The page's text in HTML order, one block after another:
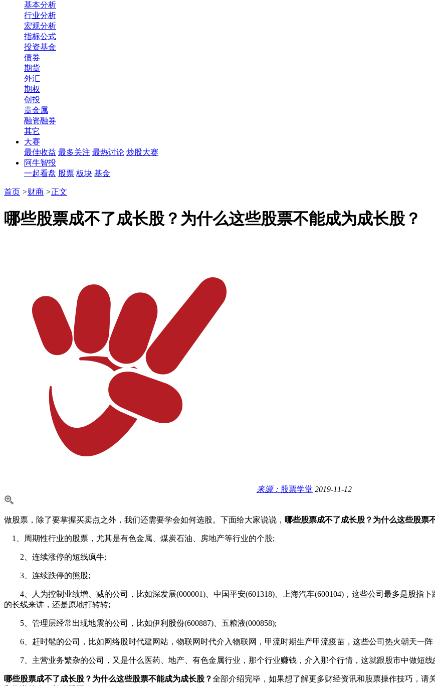
基本分析
行业分析
宏观分析
指标公式
投资基金
债券
期货
外汇
期权
创投
贵金属
融资融券
其它
大赛
最佳收益 最多关注 最热讨论 炒股大赛
阿牛智投
一起看盘 股票 板块 基金
首页 >财商 >正文
哪些股票成不了成长股？为什么这些股票不能成为成长股？
来源： 股票学堂 2019-11-12
做股票，除了要掌握买卖点之外，我们还需要学会如何选股。下面给大家说说， 哪些股票成不了成长股？为什么这些股票
1、周期性行业的股票，尤其是有色金属、煤炭石油、房地产等行业的个股;
2、连续涨停的短线疯牛;
3、连续跌停的熊股;
4、人为控制业绩增、减的公司，比如深发展(000001)、中国平安(601318)、上海汽车(600104)，这些公司最多是股指
的长线来讲，还是原地打转转;
5、管理层经常出现地震的公司，比如伊利股份(600887)、五粮液(000858);
6、赶时髦的公司，比如网络股时代建网站，物联网时代介入物联网，甲流时期生产甲流疫苗，这些公司热火朝天一阵
7、主营业务繁杂的公司，又是什么医药、地产、有色金属行业，那个行业赚钱，介入那个行情，这就跟股市中做短线
哪些股票成不了成长股？为什么这些股票不能成为成长股？全部介绍完毕，如果想了解更多财经资讯和股票操作技巧，请